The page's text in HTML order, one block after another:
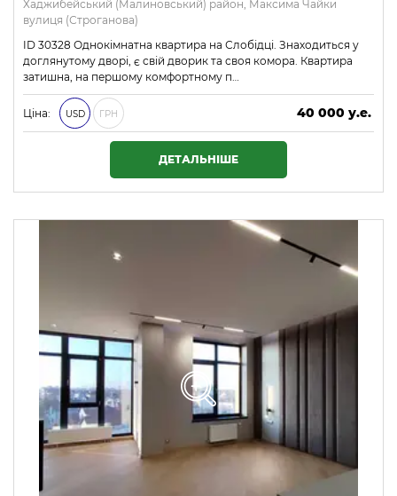
Хаджибейський (Малиновський) район, Максима Чайки
вулиця (Строганова)
ID 30328 Однокімнатна квартира на Слобідці. Знаходиться у
доглянутому дворі, є свій дворик та своя комора. Квартира
затишна, на першому комфортному п…
Ціна: USD ГРН
40 000 у.е.
1 720 000 ₴
ДЕТАЛЬНІШЕ